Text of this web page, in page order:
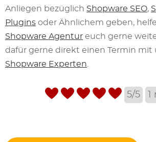
Anliegen bezüglich Shopware SEO,
Plugins oder Ähnlichem geben,
Shopware Agentur euch gerne
dafür gerne direkt einen Termin mit
Shopware Experten
5/5